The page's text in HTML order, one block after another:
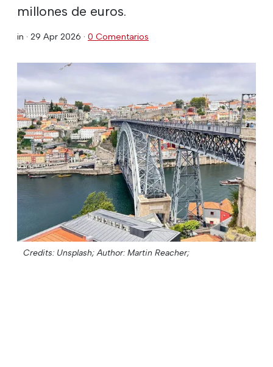
millones de euros.
in · 29 Apr 2026 · 0 Comentarios
Credits: Unsplash; Author: Martin Reacher;